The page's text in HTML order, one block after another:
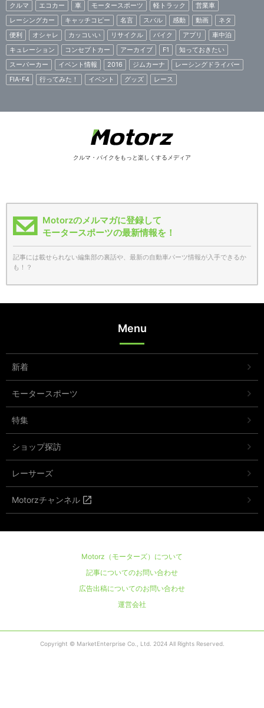
クルマ エコカー 車 モータースポーツ 軽トラック
営業車
レーシングカー
キャッチコピー 名言 スバル 感動 動画
ネタ
便利
オシャレ カッコいい リサイクル バイク アプリ
車中泊
キュレーション
コンセプトカー アーカイブ F1
知っておきたい
スーパーカー
イベント情報 2016 ジムカーナ
レーシングドライバー
FIA-F4
行ってみた！ イベント グッズ レース
クルマ・バイクをもっと楽しくするメディア
Motorzのメルマガに登録して
モータースポーツの最新情報を！
記事には載せられない編集部の裏話や、最新の自動車パーツ情報が入手できるか
も！？
Menu
新着
モータースポーツ
特集
ショップ探訪
レーサーズ
Motorzチャンネル
Motorz（モーターズ）について
記事についてのお問い合わせ
広告出稿についてのお問い合わせ
運営会社
Copyright © MarketEnterprise Co., Ltd. 2024 All Rights Reserved.